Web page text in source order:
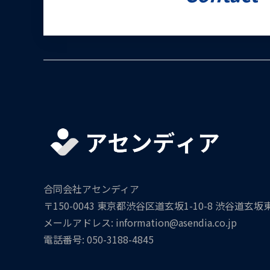
合同会社アセンディア
〒150-0043 東京都渋谷区道玄坂1-10-8 渋谷道玄坂
メールアドレス: information@asendia.co.jp
電話番号: 050-3188-4845